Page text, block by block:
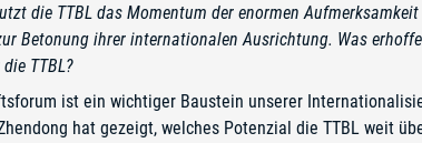
die TTBL das Momentum der enormen
Betonung ihrer internationalen Ausrichtung. Was
TTBL?
ist ein wichtiger Baustein unserer
hat gezeigt, welches Potenzial die TTBL weit